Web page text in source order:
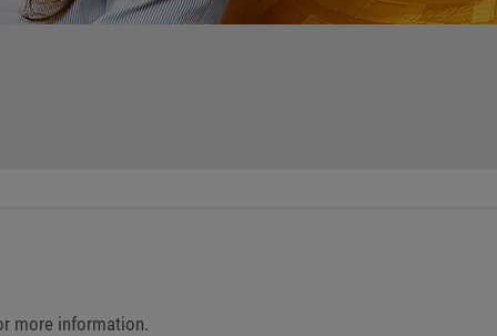
more information.